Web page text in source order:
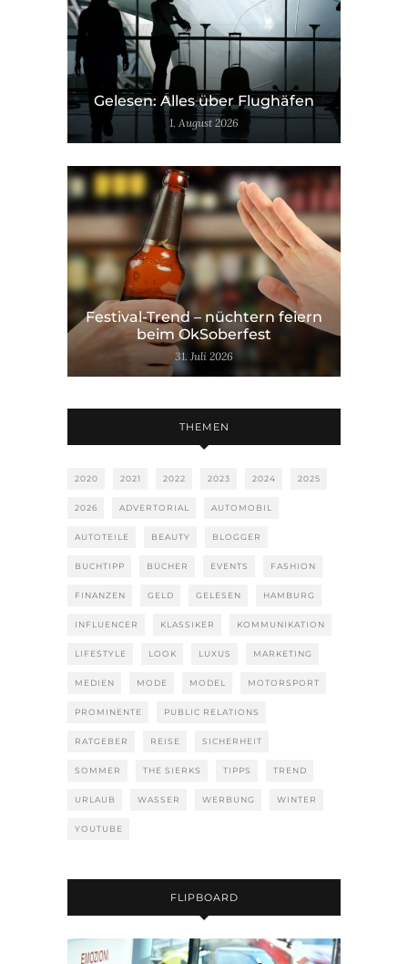
Gelesen: Alles über Flughäfen
1. August 2026
Festival-Trend – nüchtern feiern
beim OkSoberfest
31. Juli 2026
THEMEN
2020 2021 2022 2023 2024 2025
2026 ADVERTORIAL AUTOMOBIL
AUTOTEILE BEAUTY BLOGGER
BUCHTIPP BÜCHER EVENTS FASHION
FINANZEN GELD GELESEN HAMBURG
INFLUENCER KLASSIKER KOMMUNIKATION
LIFESTYLE LOOK LUXUS MARKETING
MEDIEN MODE MODEL MOTORSPORT
PROMINENTE PUBLIC RELATIONS
RATGEBER REISE SICHERHEIT
SOMMER THE SIERKS TIPPS TREND
URLAUB WASSER WERBUNG WINTER
YOUTUBE
FLIPBOARD